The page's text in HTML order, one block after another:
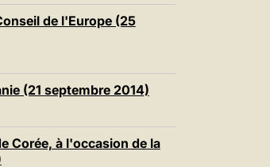
LATINE
de l'Europe (25
(21 septembre 2014)
Corée, à l'occasion de la